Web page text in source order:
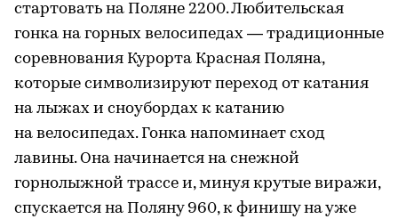
стартовать на Поляне 2200. Любительская
гонка на горных велосипедах — традиционные
соревнования Курорта Красная Поляна,
которые символизируют переход от катания
на лыжах и сноубордах к катанию
на велосипедах. Гонка напоминает сход
лавины. Она начинается на снежной
горнолыжной трассе и, минуя крутые виражи,
спускается на Поляну 960, к финишу на уже